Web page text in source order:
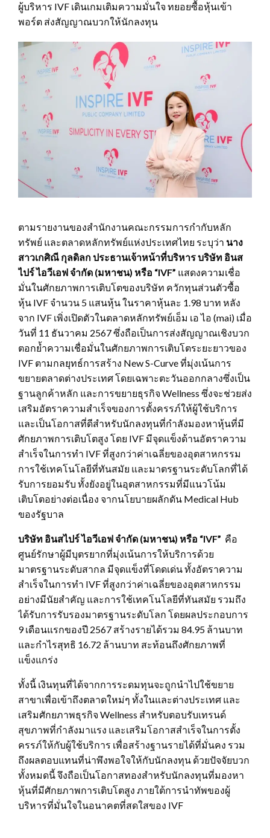
ผู้บริหาร IVF เดินเกมเติมความมั่นใจ ทยอยซื้อหุ้นเข้า
พอร์ต ส่งสัญญาณบวกให้นักลงทุน
ตามรายงานของสำนักงานคณะกรรมการกำกับหลัก
ทรัพย์ และตลาดหลักทรัพย์แห่งประเทศไทย ระบุว่า นาง
สาวเกศิณี กุลดิลก ประธานเจ้าหน้าที่บริหาร บริษัท อินส
ไปร์ ไอวีเอฟ จำกัด (มหาชน) หรือ “IVF” แสดงความเชื่อ
มั่นในศักยภาพการเติบโตของบริษัท ควักทุนส่วนตัวซื้อ
หุ้น IVF จำนวน 5 แสนหุ้น ในราคาหุ้นละ 1.98 บาท หลัง
จาก IVF เพิ่งเปิดตัวในตลาดหลักทรัพย์เอ็ม เอ ไอ (mai) เมื่อ
วันที่ 11 ธันวาคม 2567 ซึ่งถือเป็นการส่งสัญญาณเชิงบวก
ตอกย้ำความเชื่อมั่นในศักยภาพการเติบโตระยะยาวของ
IVF ตามกลยุทธ์การสร้าง New S-Curve ที่มุ่งเน้นการ
ขยายตลาดต่างประเทศ โดยเฉพาะตะวันออกกลางซึ่งเป็น
ฐานลูกค้าหลัก และการขยายธุรกิจ Wellness ซึ่งจะช่วยส่ง
เสริมอัตราความสำเร็จของการตั้งครรภ์ให้ผู้ใช้บริการ
และเป็นโอกาสที่ดีสำหรับนักลงทุนที่กำลังมองหาหุ้นที่มี
ศักยภาพการเติบโตสูง โดย IVF มีจุดแข็งด้านอัตราความ
สำเร็จในการทำ IVF ที่สูงกว่าค่าเฉลี่ยของอุตสาหกรรม
การใช้เทคโนโลยีที่ทันสมัย และมาตรฐานระดับโลกที่ได้
รับการยอมรับ ทั้งยังอยู่ในอุตสาหกรรมที่มีแนวโน้ม
เติบโตอย่างต่อเนื่อง จากนโยบายผลักดัน Medical Hub
ของรัฐบาล
บริษัท อินสไปร์ ไอวีเอฟ จำกัด (มหาชน) หรือ “IVF” คือ
ศูนย์รักษาผู้มีบุตรยากที่มุ่งเน้นการให้บริการด้วย
มาตรฐานระดับสากล มีจุดแข็งที่โดดเด่น ทั้งอัตราความ
สำเร็จในการทำ IVF ที่สูงกว่าค่าเฉลี่ยของอุตสาหกรรม
อย่างมีนัยสำคัญ และการใช้เทคโนโลยีที่ทันสมัย รวมถึง
ได้รับการรับรองมาตรฐานระดับโลก โดยผลประกอบการ
9 เดือนแรกของปี 2567 สร้างรายได้รวม 84.95 ล้านบาท
และกำไรสุทธิ 16.72 ล้านบาท สะท้อนถึงศักยภาพที่
แข็งแกร่ง
ทั้งนี้ เงินทุนที่ได้จากการระดมทุนจะถูกนำไปใช้ขยาย
สาขาเพื่อเข้าถึงตลาดใหม่ๆ ทั้งในและต่างประเทศ และ
เสริมศักยภาพธุรกิจ Wellness สำหรับตอบรับเทรนด์
สุขภาพที่กำลังมาแรง และเสริมโอกาสสำเร็จในการตั้ง
ครรภ์ให้กับผู้ใช้บริการ เพื่อสร้างฐานรายได้ที่มั่นคง รวม
ถึงผลตอบแทนที่น่าพึงพอใจให้กับนักลงทุน ด้วยปัจจัยบวก
ทั้งหมดนี้ จึงถือเป็นโอกาสทองสำหรับนักลงทุนที่มองหา
หุ้นที่มีศักยภาพการเติบโตสูง ภายใต้การนำทัพของผู้
บริหารที่มั่นใจในอนาคตที่สดใสของ IVF